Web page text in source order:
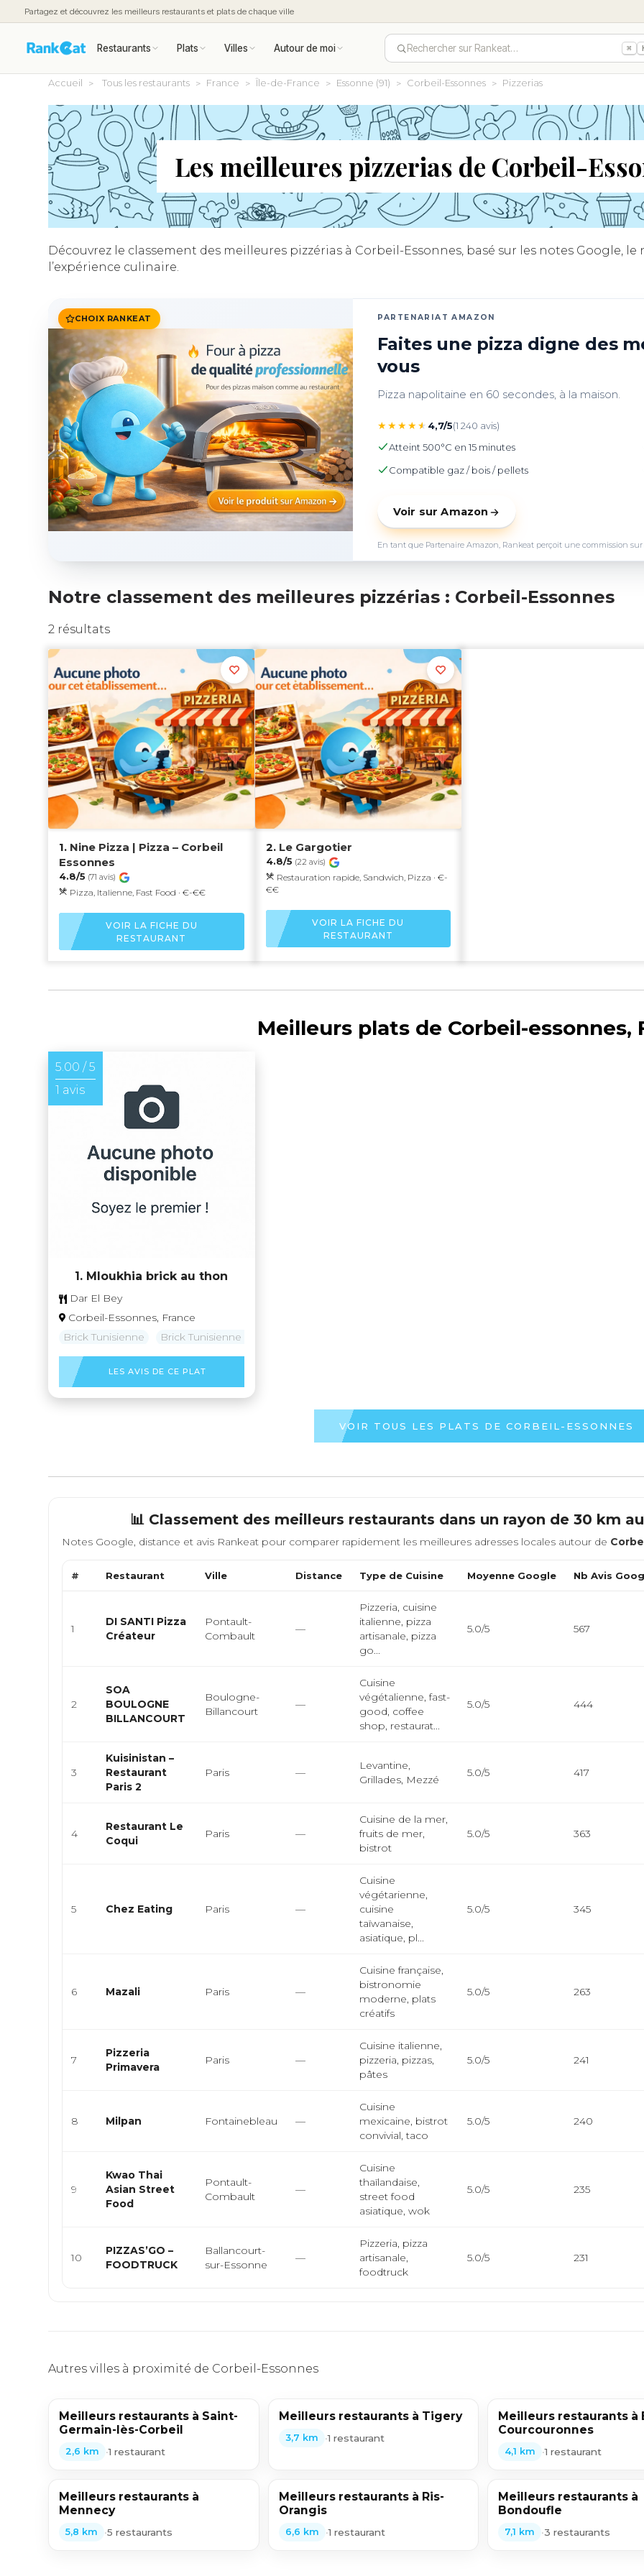
Partagez et découvrez les meilleurs restaurants et plats de chaque ville
Restaurants Plats Villes Autour de moi Rechercher sur Rankeat… ⌘
Accueil Tous les restaurants France Île-de-France Essonne (91) Corbeil-Essonnes Pizzerias
Les meilleures pizzerias de Corbeil-
Découvrez le classement des meilleures pizzérias à Corbeil-Essonnes, basé sur les notes Google,
l’expérience culinaire.
CHOIX RANKEAT PARTENARIAT AMAZON
Faites une pizza digne des
vous
Pizza napolitaine en 60 secondes, à la maison.
★★★★★ 4,7/5(1 240 avis)
Atteint 500°C en 15 minutes
Compatible gaz / bois / pellets
Voir sur Amazon
En tant que Partenaire Amazon, Rankeat perçoit une commission
Notre classement des meilleures pizzérias : Corbeil-Essonnes
2 résultats
1. Nine Pizza | Pizza – Corbeil
Essonnes
4.8/5 (71 avis)
Pizza, Italienne, Fast Food · €-€€
VOIR LA FICHE DU
RESTAURANT
2. Le Gargotier
4.8/5 (22 avis)
Restauration rapide, Sandwich, Pizza · €-
€€
VOIR LA FICHE DU
RESTAURANT
Meilleurs plats de Corbeil-essonnes,
5.00 / 5
1 avis
1. Mloukhia brick au thon
Dar El Bey
Corbeil-Essonnes, France
Brick Tunisienne
Brick Tunisienne au thon
LES AVIS DE CE PLAT
VOIR TOUS LES PLATS DE CORBEIL-ESSONNES
📊 Classement des meilleurs restaurants dans un rayon de 30 km
Notes Google, distance et avis Rankeat pour comparer rapidement les meilleures adresses locales autour de
# Restaurant Ville Distance Type de Cuisine Moyenne Google Nb Avis
1
DI SANTI Pizza
Créateur
Pontault-
Combault
—
Pizzeria, cuisine
italienne, pizza
artisanale, pizza
go...
5.0/5 567
2
SOA
BOULOGNE
BILLANCOURT
Boulogne-
Billancourt
—
Cuisine
végétalienne, fast-
good, coffee
shop, restaurat...
5.0/5 444
3
Kuisinistan –
Restaurant
Paris 2
Paris —
Levantine,
Grillades, Mezzé
5.0/5 417
4
Restaurant Le
Coqui
Paris —
Cuisine de la mer,
fruits de mer,
bistrot
5.0/5 363
5 Chez Eating Paris —
Cuisine
végétarienne,
cuisine
taïwanaise,
asiatique, pl...
5.0/5 345
6 Mazali Paris —
Cuisine française,
bistronomie
moderne, plats
créatifs
5.0/5 263
7
Pizzeria
Primavera
Paris —
Cuisine italienne,
pizzeria, pizzas,
pâtes
5.0/5 241
8 Milpan Fontainebleau —
Cuisine
mexicaine, bistrot
convivial, taco
5.0/5 240
9
Kwao Thai
Asian Street
Food
Pontault-
Combault
—
Cuisine
thaïlandaise,
street food
asiatique, wok
5.0/5 235
10
PIZZAS’GO –
FOODTRUCK
Ballancourt-
sur-Essonne
—
Pizzeria, pizza
artisanale,
foodtruck
5.0/5 231
Autres villes à proximité de Corbeil-Essonnes
Meilleurs restaurants à Saint-
Germain-lès-Corbeil
2,6 km •1 restaurant
Meilleurs restaurants à Tigery
3,7 km •1 restaurant
Meilleurs restaurants à
Courcouronnes
4,1 km •1 restaurant
Meilleurs restaurants à
Mennecy
5,8 km •5 restaurants
Meilleurs restaurants à Ris-
Orangis
6,6 km •1 restaurant
Meilleurs restaurants à
Bondoufle
7,1 km •3 restaurants